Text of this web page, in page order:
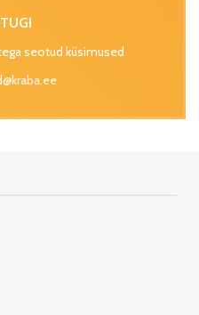
seotud küsimused